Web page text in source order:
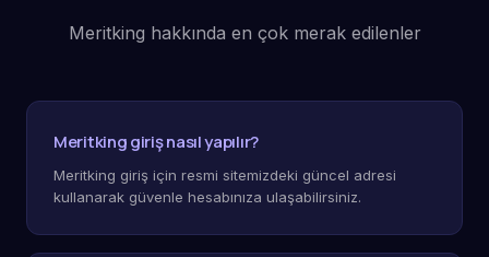
Meritking hakkında en çok merak edilenler
Meritking giriş nasıl yapılır?
Meritking giriş için resmi sitemizdeki güncel adresi
kullanarak güvenle hesabınıza ulaşabilirsiniz.